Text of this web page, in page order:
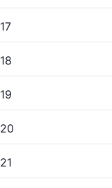
17
18
19
20
21